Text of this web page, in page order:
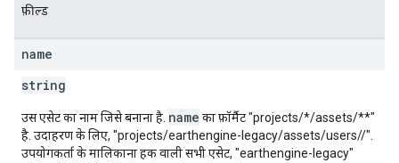
फ़ील्ड
name
string
उस एसेट का नाम जिसे बनाना है. name का फ़ॉर्मैट "projects/*/assets/**"
है. उदाहरण के लिए, "projects/earthengine-legacy/assets/users//".
उपयोगकर्ता के मालिकाना हक वाली सभी एसेट, "earthengine-legacy"